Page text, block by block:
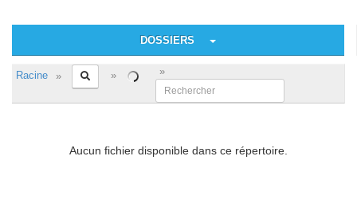
DOSSIERS
Racine
Aucun fichier disponible dans ce répertoire.